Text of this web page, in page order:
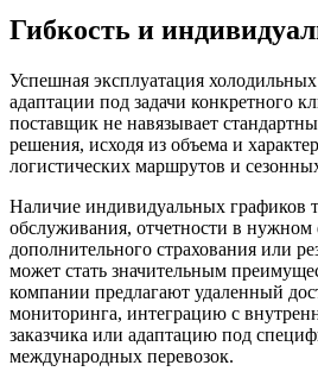
Гибкость и
Успешная эксплуатация
адаптации под задачи конкретного
поставщик не навязывает
решения, исходя из объема и
логистических маршрутов и
Наличие индивидуальных графиков
обслуживания, отчетности в нужном
дополнительного страхования или
может стать значительным
компании предлагают удаленный
мониторинга, интеграцию с
заказчика или адаптацию под
международных перевозок.